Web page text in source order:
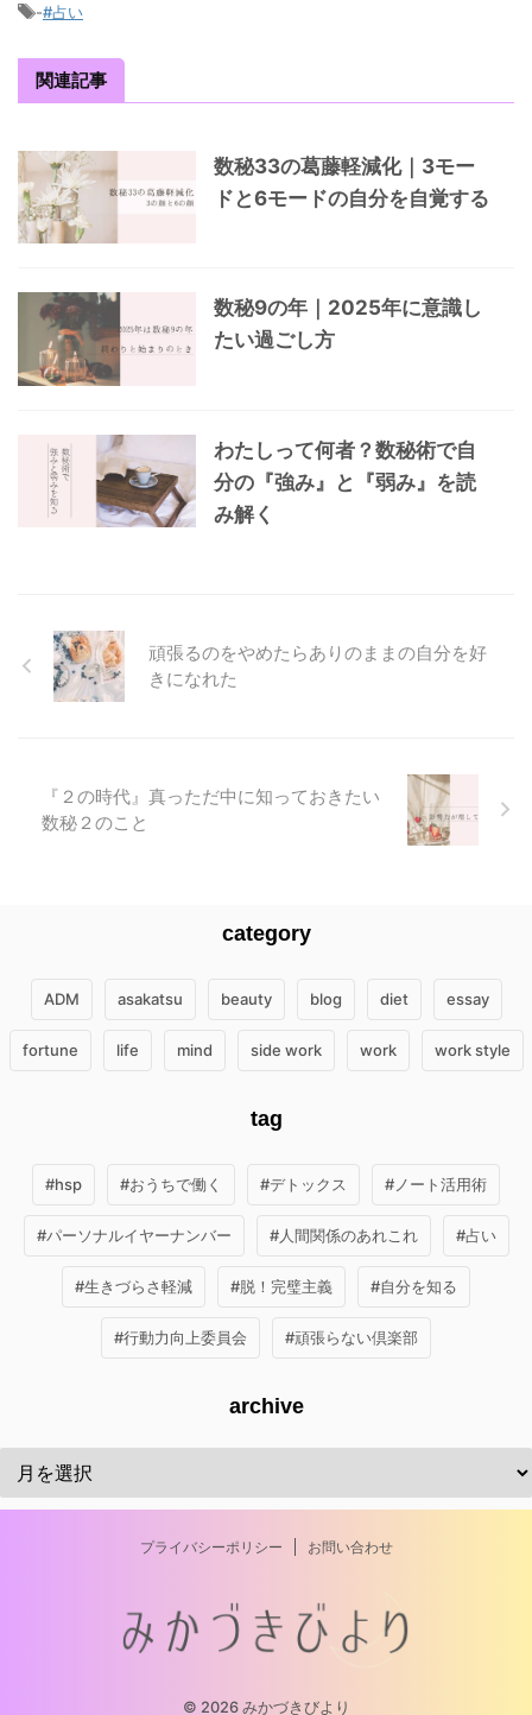
-#占い
関連記事
数秘33の葛藤軽減化｜3モー
ドと6モードの自分を自覚する
数秘9の年｜2025年に意識し
たい過ごし方
わたしって何者？数秘術で自
分の『強み』と『弱み』を読
み解く
頑張るのをやめたらありのままの自分を好
きになれた
『２の時代』真っただ中に知っておきたい
数秘２のこと
category
ADM asakatsu beauty blog diet essay
fortune life mind side work work work style
tag
#hsp #おうちで働く #デトックス #ノート活用術
#パーソナルイヤーナンバー #人間関係のあれこれ #占い
#生きづらさ軽減 #脱！完璧主義 #自分を知る
#行動力向上委員会 #頑張らない倶楽部
archive
プライバシーポリシー お問い合わせ
© 2026 みかづきびより